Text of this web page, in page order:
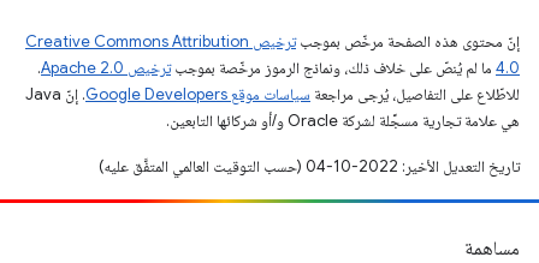
إنّ محتوى هذه الصفحة مرخّص بموجب
ترخيص Creative Commons Attribution
4.0‏ ما لم يُنصّ على خلاف ذلك، ونماذج الرموز مرخّصة بموجبترخيص Apache 2.0‏
.
للاطّلاع على التفاصيل، يُرجى مراجعة سياسات موقع Google Developers‏
. إنّ Java
هي علامة تجارية مسجَّلة لشركة Oracle و/أو شركائها التابعين.
تاريخ التعديل الأخير: 2022-10-04 (حسب التوقيت العالمي المتفَّق عليه)
مساهمة